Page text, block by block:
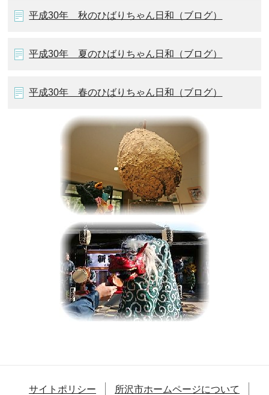
平成30年 秋のひばりちゃん日和（ブログ）
平成30年 夏のひばりちゃん日和（ブログ）
平成30年 春のひばりちゃん日和（ブログ）
サイトポリシー
所沢市ホームページについて